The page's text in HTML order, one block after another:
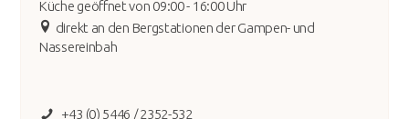
Küche geöffnet von 09:00 - 16:00 Uhr
direkt an den Bergstationen der Gampen- und
Nassereinbah
+43 (0) 5446 / 2352-532